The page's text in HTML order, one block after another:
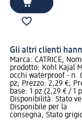
Gli altri clienti
Marca: CATRICE;
prodotto: Kohl Kajal
occhi waterproof - n.
pz; Prezzo: 2,29 €;
base: 1 pz (2,29 € / 1
Disponibilità: Stato
Disponibile per la
consegna, Stato